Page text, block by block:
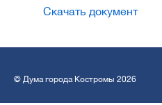
Скачать документ
© Дума города Костромы 2026